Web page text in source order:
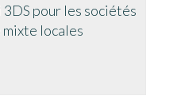
3DS pour les sociétés
mixte locales